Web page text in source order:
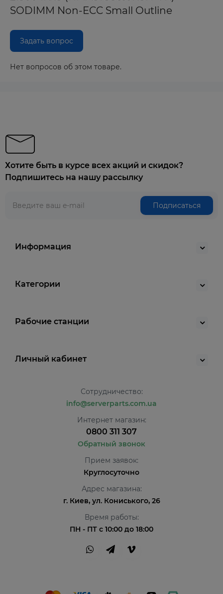
SODIMM Non-ECC Small Outline
Задать вопрос
Нет вопросов об этом товаре.
Хотите быть в курсе всех акций и скидок?
Подпишитесь на нашу рассылку
Подписаться
Информация
Категории
Рабочие станции
Личный кабинет
Сотрудничество:
info@serverparts.com.ua
Интернет магазин:
0800 311 307
Обратный звонок
Прием заявок:
Круглосуточно
Адрес магазина:
г. Киев, ул. Кониського, 26
Время работы:
ПН - ПТ с 10:00 до 18:00